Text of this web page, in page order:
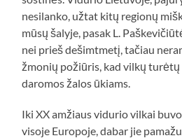
nesilanko, užtat kitų regionų
mūsų šalyje, pasak L.
nei prieš dešimtmetį, tačiau
žmonių požiūris, kad vilkų
daromos žalos ūkiams.
Iki XX amžiaus vidurio vilkai
visoje Europoje, dabar jie